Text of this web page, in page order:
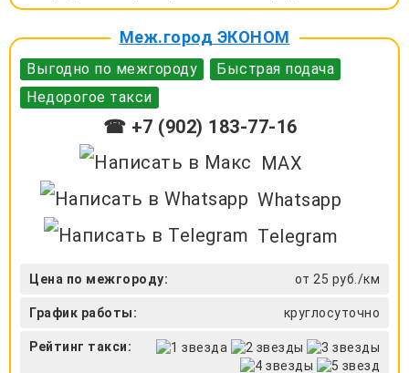
Меж.город ЭКОНОМ
Выгодно по межгороду
Быстрая подача
Недорогое такси
☎ +7 (902) 183-77-16
MAX
Whatsapp
Telegram
Цена по межгороду: от 25 руб./км
График работы: круглосуточно
Рейтинг такси: